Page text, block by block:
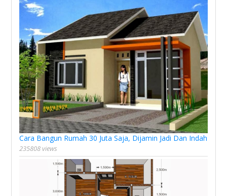
Cara Bangun Rumah 30 Juta Saja, Dijamin Jadi Dan Indah
235808 views